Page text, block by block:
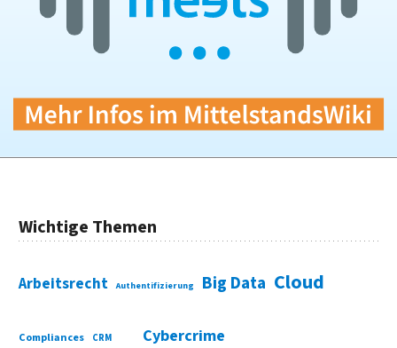
Wichtige Themen
Arbeitsrecht Authentifizierung Big Data Cloud
Compliances CRM Cybercrime